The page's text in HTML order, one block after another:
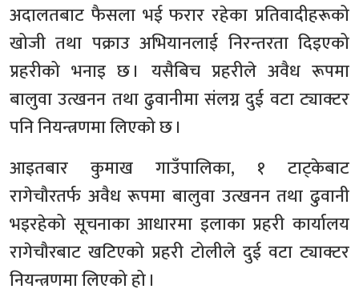
अदालतबाट फैसला भई फरार रहेका प्रतिवादीहरूको
खोजी तथा पक्राउ अभियानलाई निरन्तरता दिइएको
प्रहरीको भनाइ छ । यसैबिच प्रहरीले अवैध रूपमा
बालुवा उत्खनन तथा ढुवानीमा संलग्न दुई वटा ट्याक्टर
पनि नियन्त्रणमा लिएको छ ।
आइतबार कुमाख गाउँपालिका, १ टाट्केबाट
रागेचौरतर्फ अवैध रूपमा बालुवा उत्खनन तथा ढुवानी
भइरहेको सूचनाका आधारमा इलाका प्रहरी कार्यालय
रागेचौरबाट खटिएको प्रहरी टोलीले दुई वटा ट्याक्टर
नियन्त्रणमा लिएको हो ।